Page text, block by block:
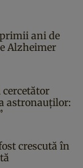
ani de
Alzheimer
astronauților:
crescută în